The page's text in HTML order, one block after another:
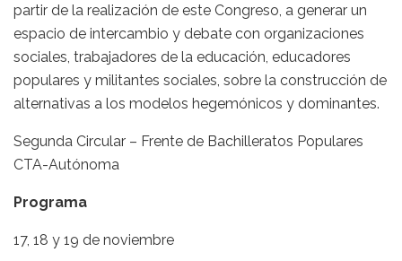
partir de la realización de este Congreso, a generar un
espacio de intercambio y debate con organizaciones
sociales, trabajadores de la educación, educadores
populares y militantes sociales, sobre la construcción de
alternativas a los modelos hegemónicos y dominantes.
Segunda Circular – Frente de Bachilleratos Populares
CTA-Autónoma
Programa
17, 18 y 19 de noviembre